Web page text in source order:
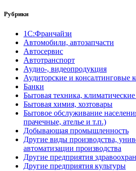
Рубрики
1С:Франчайзи
Автомобили, автозапчасти
Автосервис
Автотранспорт
Аудио-, видеопродукция
Аудиторские и консалтинговые
Банки
Бытовая техника,
Бытовая химия, хозтовары
Бытовое обслуживание
прачечные, ателье и т.п.)
Добывающая промышленность
Другие виды производства,
автоматизации производства
Другие предприятия
Другие предприятия культуры